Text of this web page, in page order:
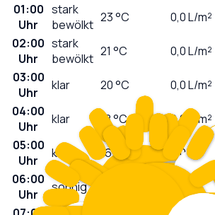
01:00
Uhr
stark
bewölkt 23°C 0,0L/m²
02:00
Uhr
stark
bewölkt 21 °C 0,0L/m²
03:00
Uhr
klar 20°C 0,0L/m²
04:00
Uhr
klar 18°C 0,0 L/m²
05:00
Uhr
klar 16°C 0,0L/m²
06:00
Uhr
sonnig L/m²